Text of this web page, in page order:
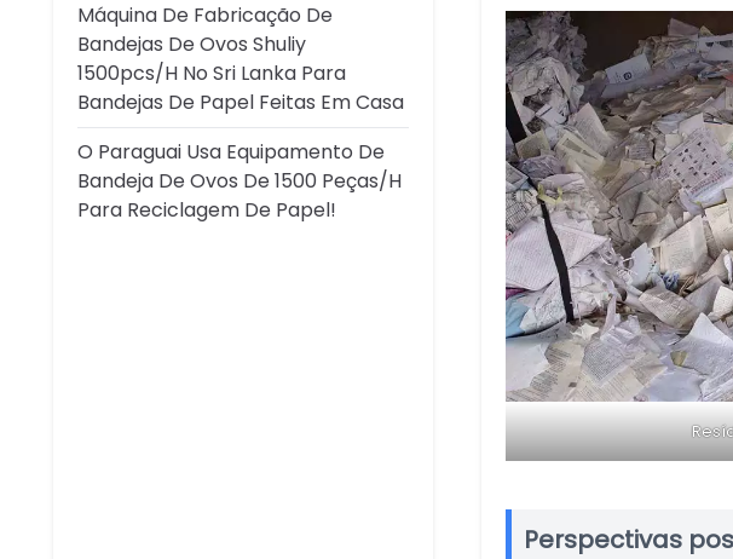
Máquina De Fabricação De
Bandejas De Ovos Shuliy
1500pcs/h No Sri Lanka Para
Bandejas De Papel Feitas Em Casa
O Paraguai Usa Equipamento De
Bandeja De Ovos De 1500 Peças/h
Para Reciclagem De Papel!
Perspectivas